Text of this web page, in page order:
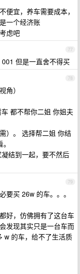
便宜，养车需要成本，
一个经济账
虑吧
77
但是一直舍不得买
78
角）
都不帮你二姐 你姐夫
）。 选择帮二姐 你结
结到一起，要不然后
79
要买 26w 的车。。。
好，仿佛拥有了这台车
发现其实只是一台车而
w 的车，给不了生活质